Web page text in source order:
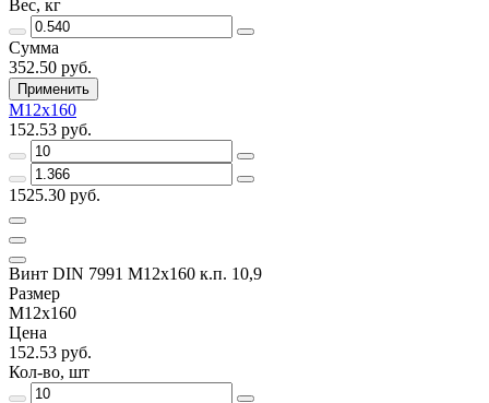
Вес, кг
Сумма
352.50 руб.
Применить
M12х160
152.53 руб.
1525.30 руб.
Винт DIN 7991 M12х160 к.п. 10,9
Размер
M12х160
Цена
152.53 руб.
Кол-во, шт